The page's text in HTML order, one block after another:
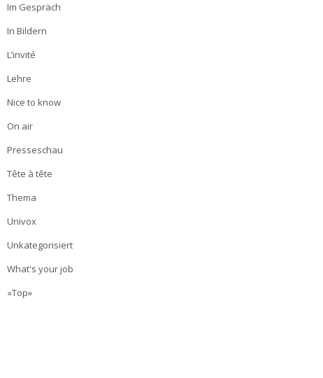
Im Gespräch
In Bildern
L’invité
Lehre
Nice to know
On air
Presseschau
Tête à tête
Thema
Univox
Unkategorisiert
What's your job
«Top»